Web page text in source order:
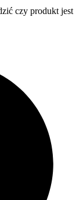
czy produkt jest